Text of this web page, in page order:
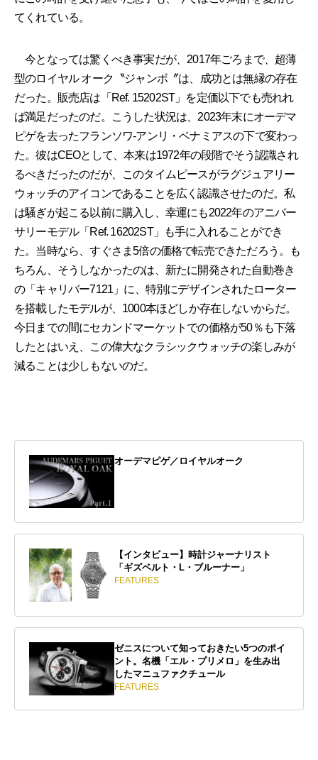
てくれている。
今となっては驚くべき事実だが、2017年ごろまで、超薄
型のロイヤル オーク〝ジャンボ〞は、成功とは無縁の存在
だった。販売店は「Ref. 15202ST」を定価以下でも売れれ
ば満足だったのだ。こうした状況は、2023年末にオーデマ
ピゲを去ったフランソワ-アンリ・ベナミアスの下で変わっ
た。彼はCEOとして、本来は1972年の段階でそう認識され
るべきだったのだが、このタイムピースがラグジュアリー
ウォッチのアイコンであることを広く認識させたのだ。私
は騒ぎが起こる以前に購入し、幸運にも2022年のアニバー
サリーモデル「Ref. 16202ST」も手に入れることができ
た。当時なら、すぐさま5倍の価格で転売できただろう。も
ちろん、そうしなかったのは、新たに開発された自動巻き
の「キャリバー7121」に、特別にデザインされたローター
を搭載したモデルが、1000本ほどしか存在しないからだ。
今日までの間にセカンドマーケットでの価格が50％も下落
したとはいえ、この偉大なクラシックウォッチの楽しみが
減ることは少しもないのだ。
オーデマピゲ／ロイヤルオーク
【インタビュー】時計ジャーナリスト
「ギズベルト・L・ブルーナー」
FEATURES
ゼニスについて知っておきたい5つのポイ
ント。名機「エル・プリメロ」を生み出
したマニュファクチュール
FEATURES